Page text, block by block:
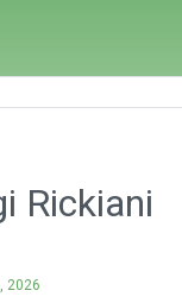
Rickiani
2026